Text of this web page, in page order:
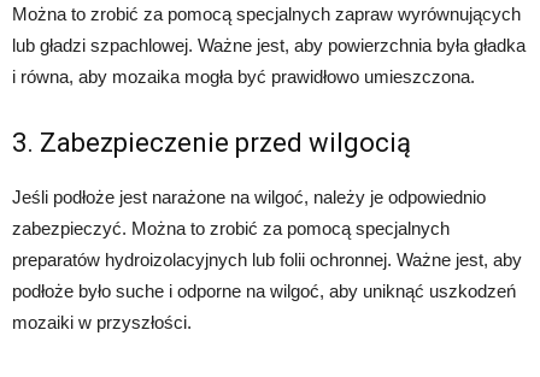
Można to zrobić za pomocą specjalnych zapraw wyrównujących
lub gładzi szpachlowej. Ważne jest, aby powierzchnia była gładka
i równa, aby mozaika mogła być prawidłowo umieszczona.
3. Zabezpieczenie przed wilgocią
Jeśli podłoże jest narażone na wilgoć, należy je odpowiednio
zabezpieczyć. Można to zrobić za pomocą specjalnych
preparatów hydroizolacyjnych lub folii ochronnej. Ważne jest, aby
podłoże było suche i odporne na wilgoć, aby uniknąć uszkodzeń
mozaiki w przyszłości.